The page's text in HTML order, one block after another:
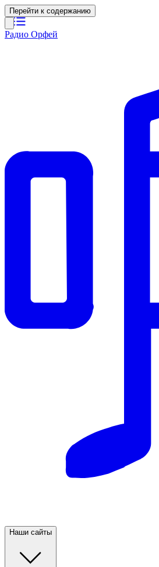
Перейти к содержанию
Радио Орфей
Наши сайты